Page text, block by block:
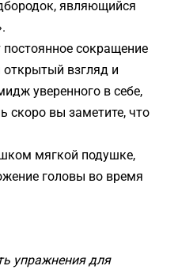
являющийся
сокращение
взгляд и
уверенного в себе,
скоро вы заметите, что
мягкой подушке,
головы во время
упражнения для